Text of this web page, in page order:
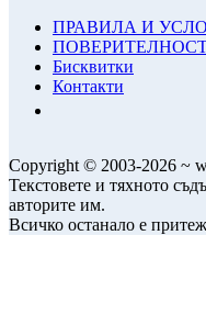
ПРАВИЛА И
Бисквитки
Контакти
Copyright © 2003-2026 ~
Текстовете и тяхното
авторите им.
Всичко останало е